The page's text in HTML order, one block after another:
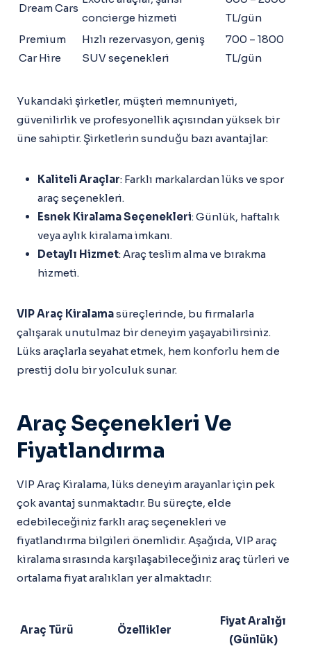
Dream Cars
concierge hizmeti
TL/gün
Premium
Car Hire
Hızlı rezervasyon, geniş
SUV seçenekleri
700 – 1800
TL/gün
Yukarıdaki şirketler, müşteri memnuniyeti,
güvenilirlik ve profesyonellik açısından yüksek bir
üne sahiptir. Şirketlerin sunduğu bazı avantajlar:
Kaliteli Araçlar: Farklı markalardan lüks ve spor
araç seçenekleri.
Esnek Kiralama Seçenekleri: Günlük, haftalık
veya aylık kiralama imkanı.
Detaylı Hizmet: Araç teslim alma ve bırakma
hizmeti.
VIP Araç Kiralamasüreçlerinde, bu firmalarla
çalışarak unutulmaz bir deneyim yaşayabilirsiniz.
Lüks araçlarla seyahat etmek, hem konforlu hem de
prestij dolu bir yolculuk sunar.
Araç Seçenekleri Ve
Fiyatlandırma
VIP Araç Kiralama, lüks deneyim arayanlar için pek
çok avantaj sunmaktadır. Bu süreçte, elde
edebileceğiniz farklı araç seçenekleri ve
fiyatlandırma bilgileri önemlidir. Aşağıda, VIP araç
kiralama sırasında karşılaşabileceğiniz araç türleri ve
ortalama fiyat aralıkları yer almaktadır:
Araç Türü Özellikler
Fiyat Aralığı
(Günlük)